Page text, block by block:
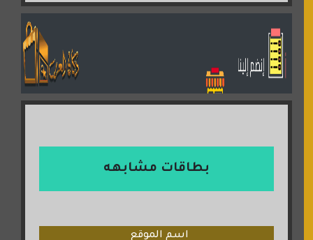
بطاقات مشابهه
اسم الموقع